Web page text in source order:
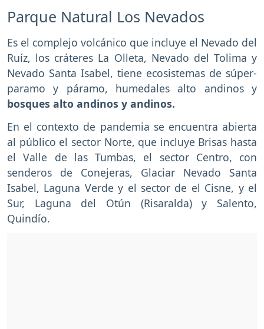
Parque Natural Los Nevados
Es el complejo volcánico que incluye el Nevado del
Ruíz, los cráteres La Olleta, Nevado del Tolima y
Nevado Santa Isabel, tiene ecosistemas de súper-
paramo y páramo, humedales alto andinos y
bosques alto andinos y andinos.
En el contexto de pandemia se encuentra abierta
al público el sector Norte, que incluye Brisas hasta
el Valle de las Tumbas, el sector Centro, con
senderos de Conejeras, Glaciar Nevado Santa
Isabel, Laguna Verde y el sector de el Cisne, y el
Sur, Laguna del Otún (Risaralda) y Salento,
Quindío.